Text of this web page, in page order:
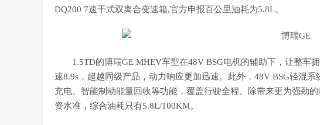
DQ200 7速干式双离合变速箱,官方申报百公里油耗为5.8L。
1.5TD的博瑞GE MHEV车型在48V BSG电机的辅助下，让整车
速8.9s，超越同级产品，动力响应更加迅速。此外，48V BSG轻混
充电、智能制动能量回收等功能，覆盖行驶全程。除带来更为强劲
资水准，综合油耗只有5.8L/100KM。